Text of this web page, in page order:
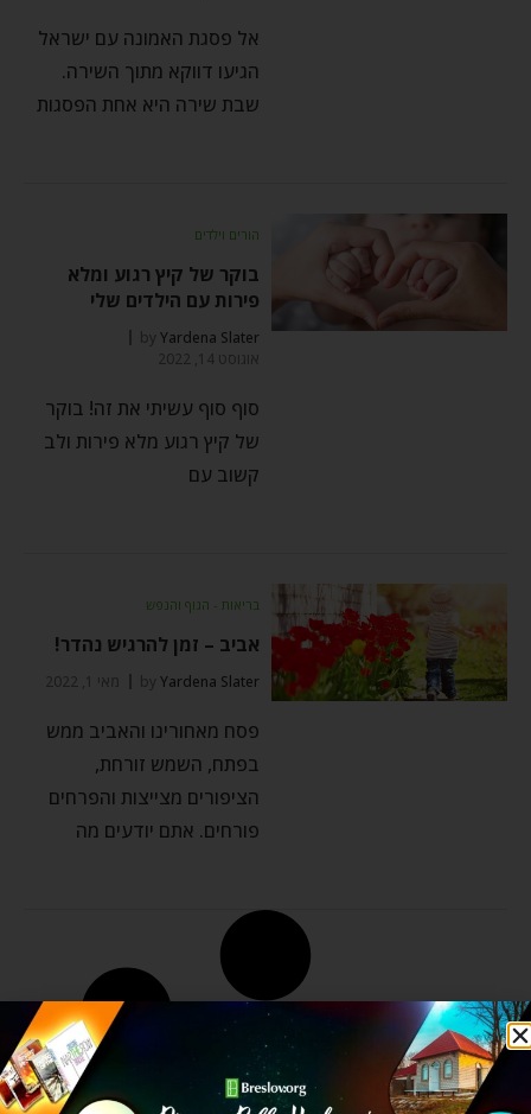
אל פסגת האמונה עם ישראל
הגיעו דווקא מתוך השירה.
שבת שירה היא אחת הפסגות
הורים וילדים
בוקר של קיץ רגוע ומלא
פירות עם הילדים שלי
byYardena Slater
אוגוסט 14, 2022
סוף סוף עשיתי את זה! בוקר
של קיץ רגוע מלא פירות ולב
קשוב עם
בריאות - הגוף והנפש
אביב – זמן להרגיש נהדר!
byYardena Slater מאי 1, 2022
פסח מאחורינו והאביב ממש
בפתח, השמש זורחת,
הציפורים מצייצות והפרחים
פורחים. אתם יודעים מה